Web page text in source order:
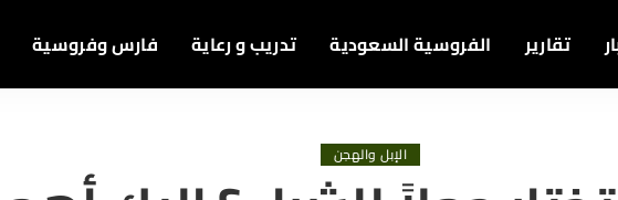
تقارير الفروسية السعودية تدريب و رعاية فارس وفروسية
الإبل والهجن